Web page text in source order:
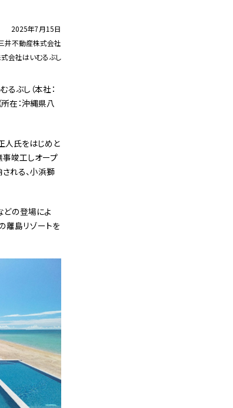
2025年7月15日
井不動産株式会社
会社はいむるぶし
ぶし（本社：
在：沖縄県八
人氏をはじめと
事竣工しオープ
れる、小浜獅
どの登場によ
離島リゾートを